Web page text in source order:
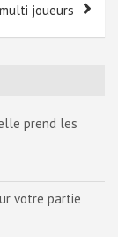
joueurs
prend les
votre partie